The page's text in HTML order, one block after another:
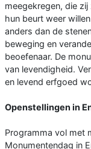
meegekregen, die
hun beurt weer
anders dan de
beweging en
beoefenaar. De
van levendigheid.
en levend erfgoed
Openstellingen in
Programma vol met
Monumentendag in